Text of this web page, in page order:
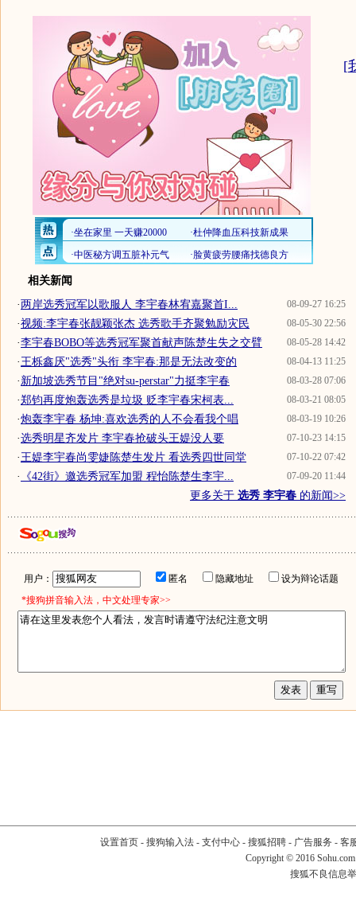
[
相关新闻
08-09-27 16:25
·两岸选秀冠军以歌服人 李宇春林宥嘉聚首I...
08-05-30 22:56
·视频:李宇春张靓颖张杰 选秀歌手齐聚勉励灾民
08-05-28 14:42
·李宇春BOBO等选秀冠军聚首献声陈楚生失之交臂
08-04-13 11:25
·王栎鑫厌"选秀"头衔 李宇春:那是无法改变的
08-03-28 07:06
·新加坡选秀节目"绝对su-perstar"力挺李宇春
08-03-21 08:05
·郑钧再度炮轰选秀是垃圾 贬李宇春宋柯表...
08-03-19 10:26
·炮轰李宇春 杨坤:喜欢选秀的人不会看我个唱
07-10-23 14:15
·选秀明星齐发片 李宇春抢破头王媞没人要
07-10-22 07:42
·王媞李宇春尚雯婕陈楚生发片 看选秀四世同堂
07-09-20 11:44
·
《42街》邀选秀冠军加盟 程怡陈楚生李宇...
更多关于 选秀 李宇春 的新闻>>
用户： 匿名 隐藏地址
设为辩论话题
*搜狗拼音输入法，中文处理专家>>
设置首页- 搜狗输入法- 支付中心- 搜狐招聘- 广告服务 - 客
Copyright © 2016
搜狐不良信息